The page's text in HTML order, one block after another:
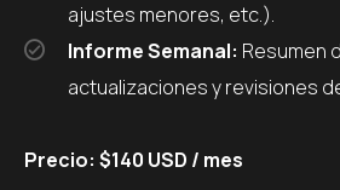
ajustes menores, etc.).
Informe Semanal: Resumen
actualizaciones y revisiones
Precio: $140 USD / mes